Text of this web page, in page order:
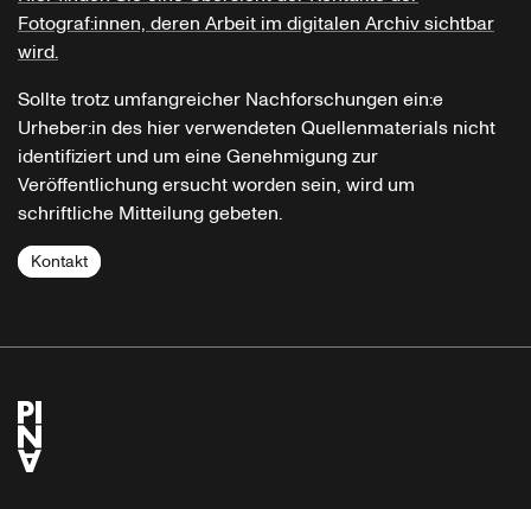
Fotograf:innen, deren Arbeit im digitalen Archiv sichtbar
wird.
Sollte trotz umfangreicher Nachforschungen ein:e
Urheber:in des hier verwendeten Quellenmaterials nicht
identifiziert und um eine Genehmigung zur
Veröffentlichung ersucht worden sein, wird um
schriftliche Mitteilung gebeten.
Kontakt